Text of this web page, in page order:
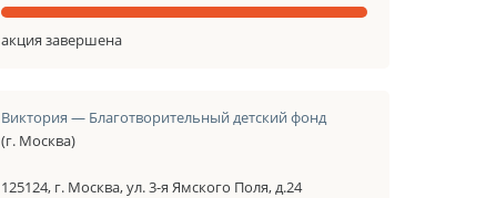
акция завершена
Виктория — Благотворительный детский фонд
(г. Москва)
125124, г. Москва, ул. 3-я Ямского Поля, д.24